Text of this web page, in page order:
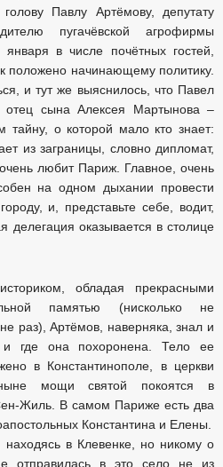
Павлу Артёмову, депутату
пугачёвской агрофирмы
в числе почётных гостей,
положено начинающему политику.
и тут же выяснилось, что Павел
отец сына Алексея Мартынова –
тайну, о которой мало кто знает:
из заграницы, словно дипломат,
любит Париж. Главное, очень
на одном дыхании провести
и, представьте себе, водит,
делегация оказывается в столице
обладая прекрасными
памятью (нисколько не
раз), Артёмов, наверняка, знал и
и где она похоронена. Тело ее
в Константинополе, в церкви
мощи святой покоятся в
Жиль. В самом Париже есть два
Константина и Елены.
находясь в Клевенке, но никому о
отправилась в это село не из